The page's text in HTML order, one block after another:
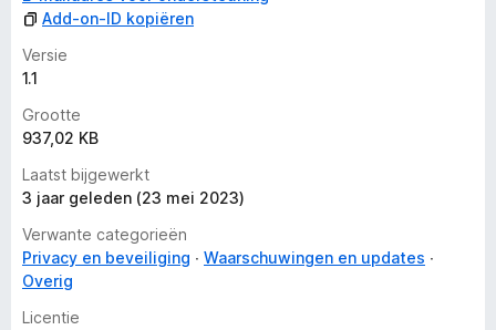
Add-on-ID kopiëren
Versie
1.1
Grootte
937,02 KB
Laatst bijgewerkt
3 jaar geleden (23 mei 2023)
Verwante categorieën
Privacy en beveiliging
Waarschuwingen en updates
Overig
Licentie